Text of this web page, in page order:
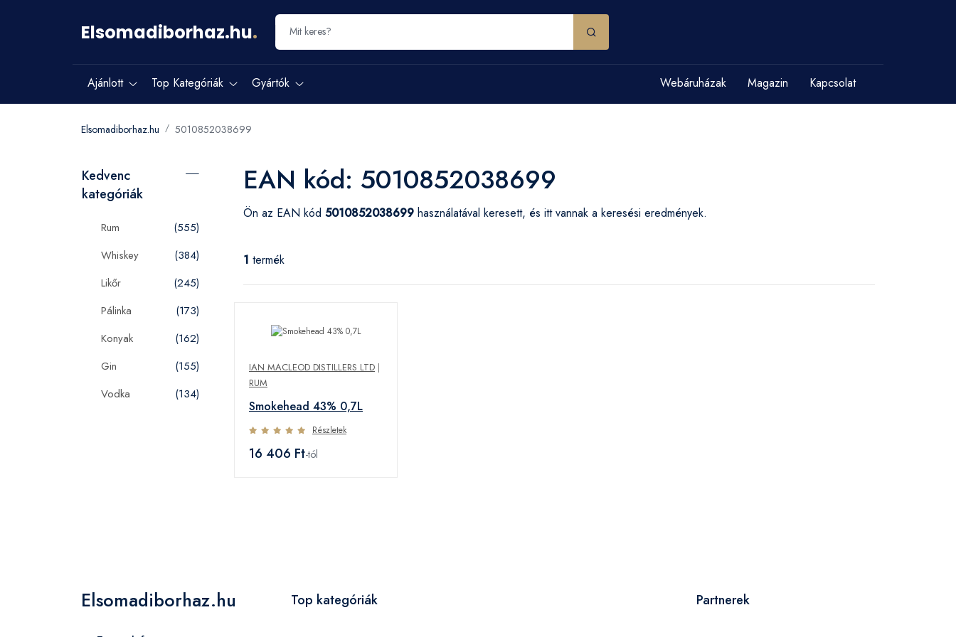
Elsomadiborhaz.hu.
Ajánlott Top Kategóriák Gyártók Webáruházak Magazin Kapcsolat
Elsomadiborhaz.hu 5010852038699
Kedvenc
kategóriák
Rum
(555)
Whiskey
(384)
Likőr
(245)
Pálinka
(173)
Konyak
(162)
Gin
(155)
Vodka
(134)
EAN kód: 5010852038699
Ön az EAN kód 5010852038699 használatával keresett, és itt vannak a keresési eredmények.
1 termék
IAN MACLEOD DISTILLERS LTD |
RUM
Smokehead 43% 0,7L
Részletek
16 406 Ft-tól
Elsomadiborhaz.hu Top kategóriák Partnerek